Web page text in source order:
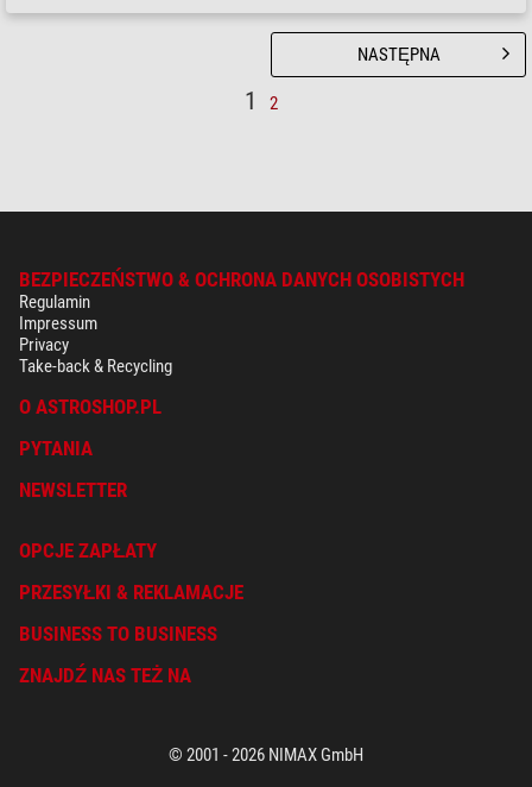
1 2
NASTĘPNA
BEZPIECZEŃSTWO & OCHRONA DANYCH OSOBISTYCH
Regulamin
Impressum
Privacy
Take-back & Recycling
O ASTROSHOP.PL
PYTANIA
NEWSLETTER
OPCJE ZAPŁATY
PRZESYŁKI & REKLAMACJE
BUSINESS TO BUSINESS
ZNAJDŹ NAS TEŻ NA
© 2001 - 2026 NIMAX GmbH